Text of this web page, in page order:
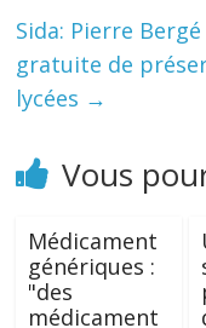
Sida: Pierre
gratuite de
lycées →
Vous
Médicament
génériques :
"des
médicament